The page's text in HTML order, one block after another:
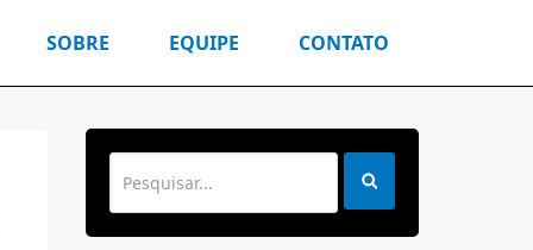
SOBRE EQUIPE CONTATO